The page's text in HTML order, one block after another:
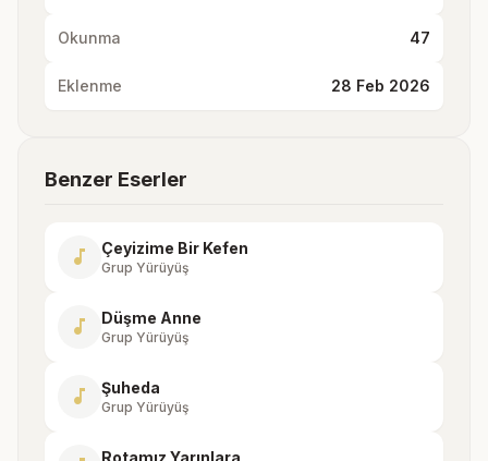
Okunma 47
Eklenme 28 Feb 2026
Benzer Eserler
music_note Çeyizime Bir Kefen
Grup Yürüyüş
music_note Düşme Anne
Grup Yürüyüş
music_note Şuheda
Grup Yürüyüş
Rotamız Yarınlara